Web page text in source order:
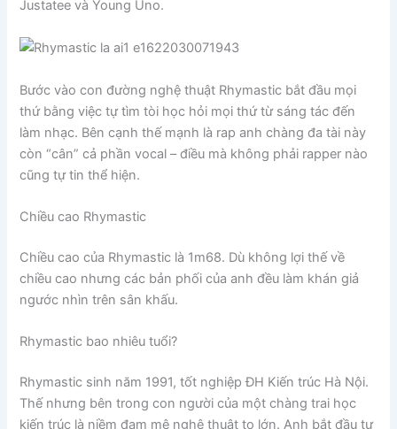
Justatee và Young Uno.
Bước vào con đường nghệ thuật Rhymastic bắt đầu mọi
thứ bằng việc tự tìm tòi học hỏi mọi thứ từ sáng tác đến
làm nhạc. Bên cạnh thế mạnh là rap anh chàng đa tài này
còn “cân” cả phần vocal – điều mà không phải rapper nào
cũng tự tin thể hiện.
Chiều cao Rhymastic
Chiều cao của Rhymastic là 1m68. Dù không lợi thế về
chiều cao nhưng các bản phối của anh đều làm khán giả
ngước nhìn trên sân khấu.
Rhymastic bao nhiêu tuổi?
Rhymastic sinh năm 1991, tốt nghiệp ĐH Kiến trúc Hà Nội.
Thế nhưng bên trong con người của một chàng trai học
kiến trúc là niềm đam mê nghệ thuật to lớn. Anh bắt đầu tự